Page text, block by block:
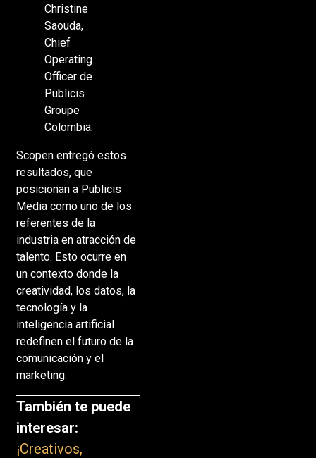
Christine
Saouda,
Chief
Operating
Officer de
Publicis
Groupe
Colombia.
Scopen entregó estos
resultados, que
posicionan a Publicis
Media como uno de los
referentes de la
industria en atracción de
talento. Esto ocurre en
un contexto donde la
creatividad, los datos, la
tecnología y la
inteligencia artificial
redefinen el futuro de la
comunicación y el
marketing.
También te puede
interesar:
¡Creativos,